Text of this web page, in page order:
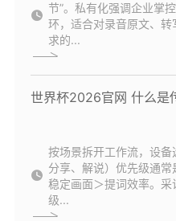
节”。私有化强调企业掌
环，适合对录音原文、
求的...
世界杯2026官网 什么是
按场景拆开工作流，设
分享、解说）优先级通
稳定画面＞提词效率。
级...